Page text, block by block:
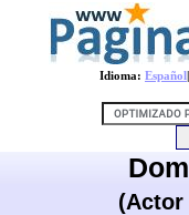
Idioma: Español|
(Actor